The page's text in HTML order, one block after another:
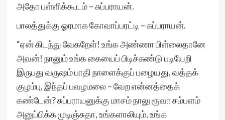
அதோ பள்ளிக்கூடம் – சுப்பராயன்.
பாலத்துக்கு ஓரமாக கோவாப்பரட்டி – சுப்பராயன்.
“ஏன் கிடந்து வேகறேள்! உங்க அண்ணா பிள்லைதானே
அவன்! நானும் உங்க கையைப் பிடிச்சுண்டு படியேறி
இருபது வருஷம் பாதி நாளைக்குப் பழையது, வத்தக்
குழம்பு, இந்தப் பவழமலை – வேற என்னத்தைக்
கண்டேன்? சுப்பராயனுக்கு மாசம் நாலு ரூவா சம்பளம்
அனுப்பிக்க முடிஞ்சுதா, உங்களாலியும், உங்க